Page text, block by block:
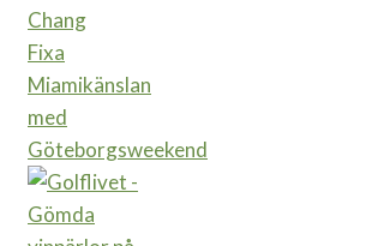
Fixa
Miamikänslan
med
Göteborgsweekend